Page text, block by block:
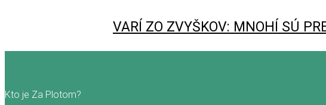
VARÍ ZO ZVYŠKOV: MNOHÍ SÚ
Kto je Za Plotom?